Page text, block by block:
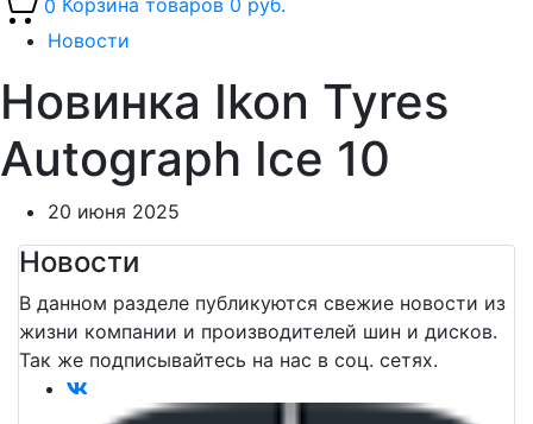
0 Корзина товаров 0 руб.
Новости
Новинка Ikon Tyres
Autograph Ice 10
20 июня 2025
Новости
В данном разделе публикуются свежие новости из
жизни компании и производителей шин и дисков.
Так же подписывайтеcь на нас в соц. сетях.